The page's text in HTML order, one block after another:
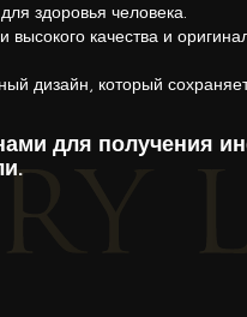
здоровья человека.
качества и
дизайн, который
для получения